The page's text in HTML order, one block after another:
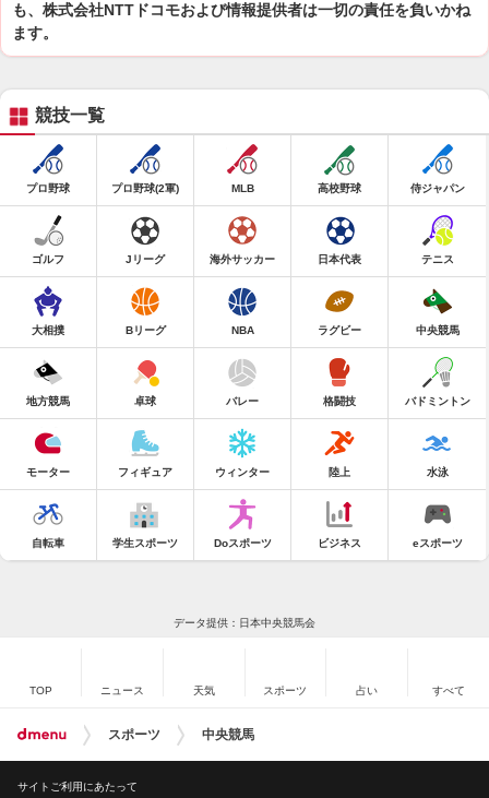
も、株式会社NTTドコモおよび情報提供者は一切の責任を負いかね
ます。
競技一覧
プロ野球 プロ野球(2軍) MLB 高校野球 侍ジャパン
ゴルフ Jリーグ 海外サッカー 日本代表 テニス
大相撲 Bリーグ NBA ラグビー 中央競馬
地方競馬 卓球 バレー 格闘技 バドミントン
モーター フィギュア ウィンター 陸上 水泳
自転車 学生スポーツ Doスポーツ ビジネス eスポーツ
データ提供：日本中央競馬会
TOP ニュース 天気 スポーツ 占い すべて
スポーツ 中央競馬
サイトご利用にあたって